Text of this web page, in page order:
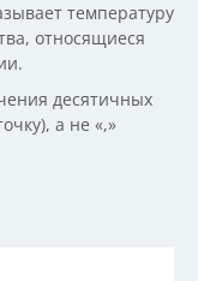
температуру
относящиеся
десятичных
а не «,»